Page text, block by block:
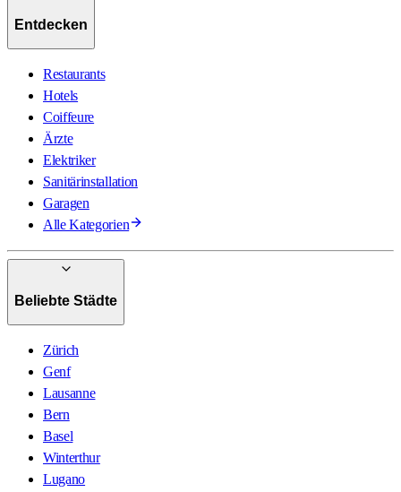
Entdecken
Restaurants
Hotels
Coiffeure
Ärzte
Elektriker
Sanitärinstallation
Garagen
Alle Kategorien
Beliebte Städte
Zürich
Genf
Lausanne
Bern
Basel
Winterthur
Lugano